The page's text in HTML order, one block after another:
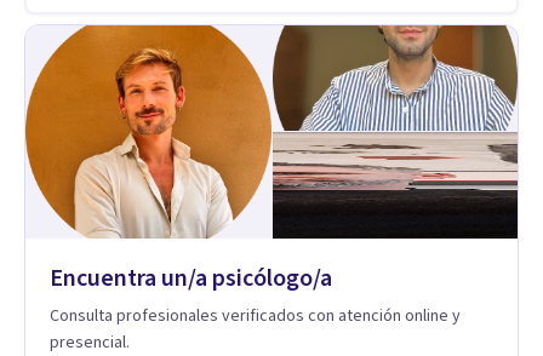
seminarios, una especialización en psicoanálisis y también
investigo. Siempre en la búsqueda de ser un mejor
profesional.
Encuentra un/a psicólogo/a
Consulta profesionales verificados con atención online y
presencial.